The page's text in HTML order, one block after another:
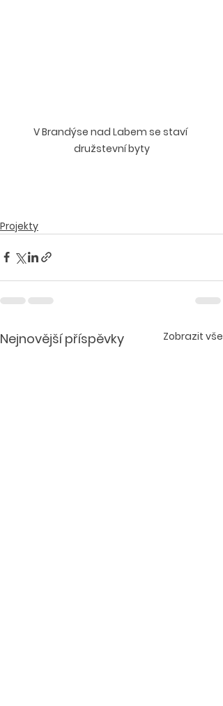
V Brandýse nad Labem se staví
družstevní byty
Projekty
Nejnovější příspěvky Zobrazit vše